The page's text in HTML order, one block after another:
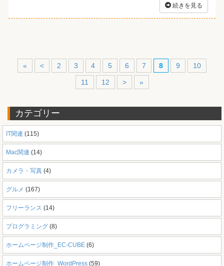
続きを見る
« < 2 3 4 5 6 7 8 9 10
11 12 > »
カテゴリー
IT関連 (115)
Mac関連 (14)
カメラ・写真 (4)
グルメ (167)
フリーランス (14)
プログラミング (8)
ホームページ制作_EC-CUBE (6)
ホームページ制作_WordPress (59)